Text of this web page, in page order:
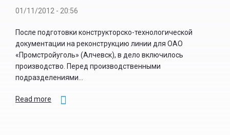
01/11/2012 - 20:56
После подготовки конструкторско-технологической
документации на реконструкцию линии для ОАО
«Промстройуголь» (Алчевск), в дело включилось
производство. Перед производственными
подразделениями...
Read more